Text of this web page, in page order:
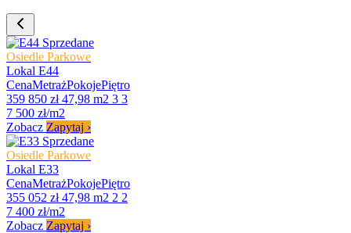
Sprzedane
Osiedle Parkowe
Lokal E44
CenaMetrażPokojePiętro
359 850 zł 47,98 m2 3 3
7 500 zł/m2
Zobacz Zapytaj ›
Sprzedane
Osiedle Parkowe
Lokal E33
CenaMetrażPokojePiętro
355 052 zł 47,98 m2 2 2
7 400 zł/m2
Zobacz Zapytaj ›